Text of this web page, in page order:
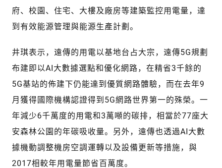
府、校園、住宅、大樓及廠房等建築監控用電量，達
到有效能源管理與能源生產計劃。
井琪表示，遠傳的用電以基地台占大宗，遠傳5G規劃
布建即以AI大數據選點和優化網路，在精省3千餘的
5G基站的佈建下仍能達到優質網路體驗，而在去年9
月獲得國際機構認證得到5G網路世界第一的殊榮。一
年減少6千萬度的用電和3萬噸的碳排，相當於77座大
安森林公園的年碳吸收量。另外，遠傳也透過AI大數
據機動調整機房空調運轉以及設備更新等措施，與
2017相較年用電量節省百萬度。